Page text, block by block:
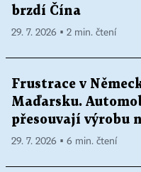
brzdí Čína
29. 7. 2026 ▪ 2 min. čtení
Frustrace v
Maďarsku.
přesouvají výrobu
29. 7. 2026 ▪ 6 min. čtení